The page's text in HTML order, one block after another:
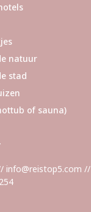
natuur
stad
of sauna)
info@reistop5.com //